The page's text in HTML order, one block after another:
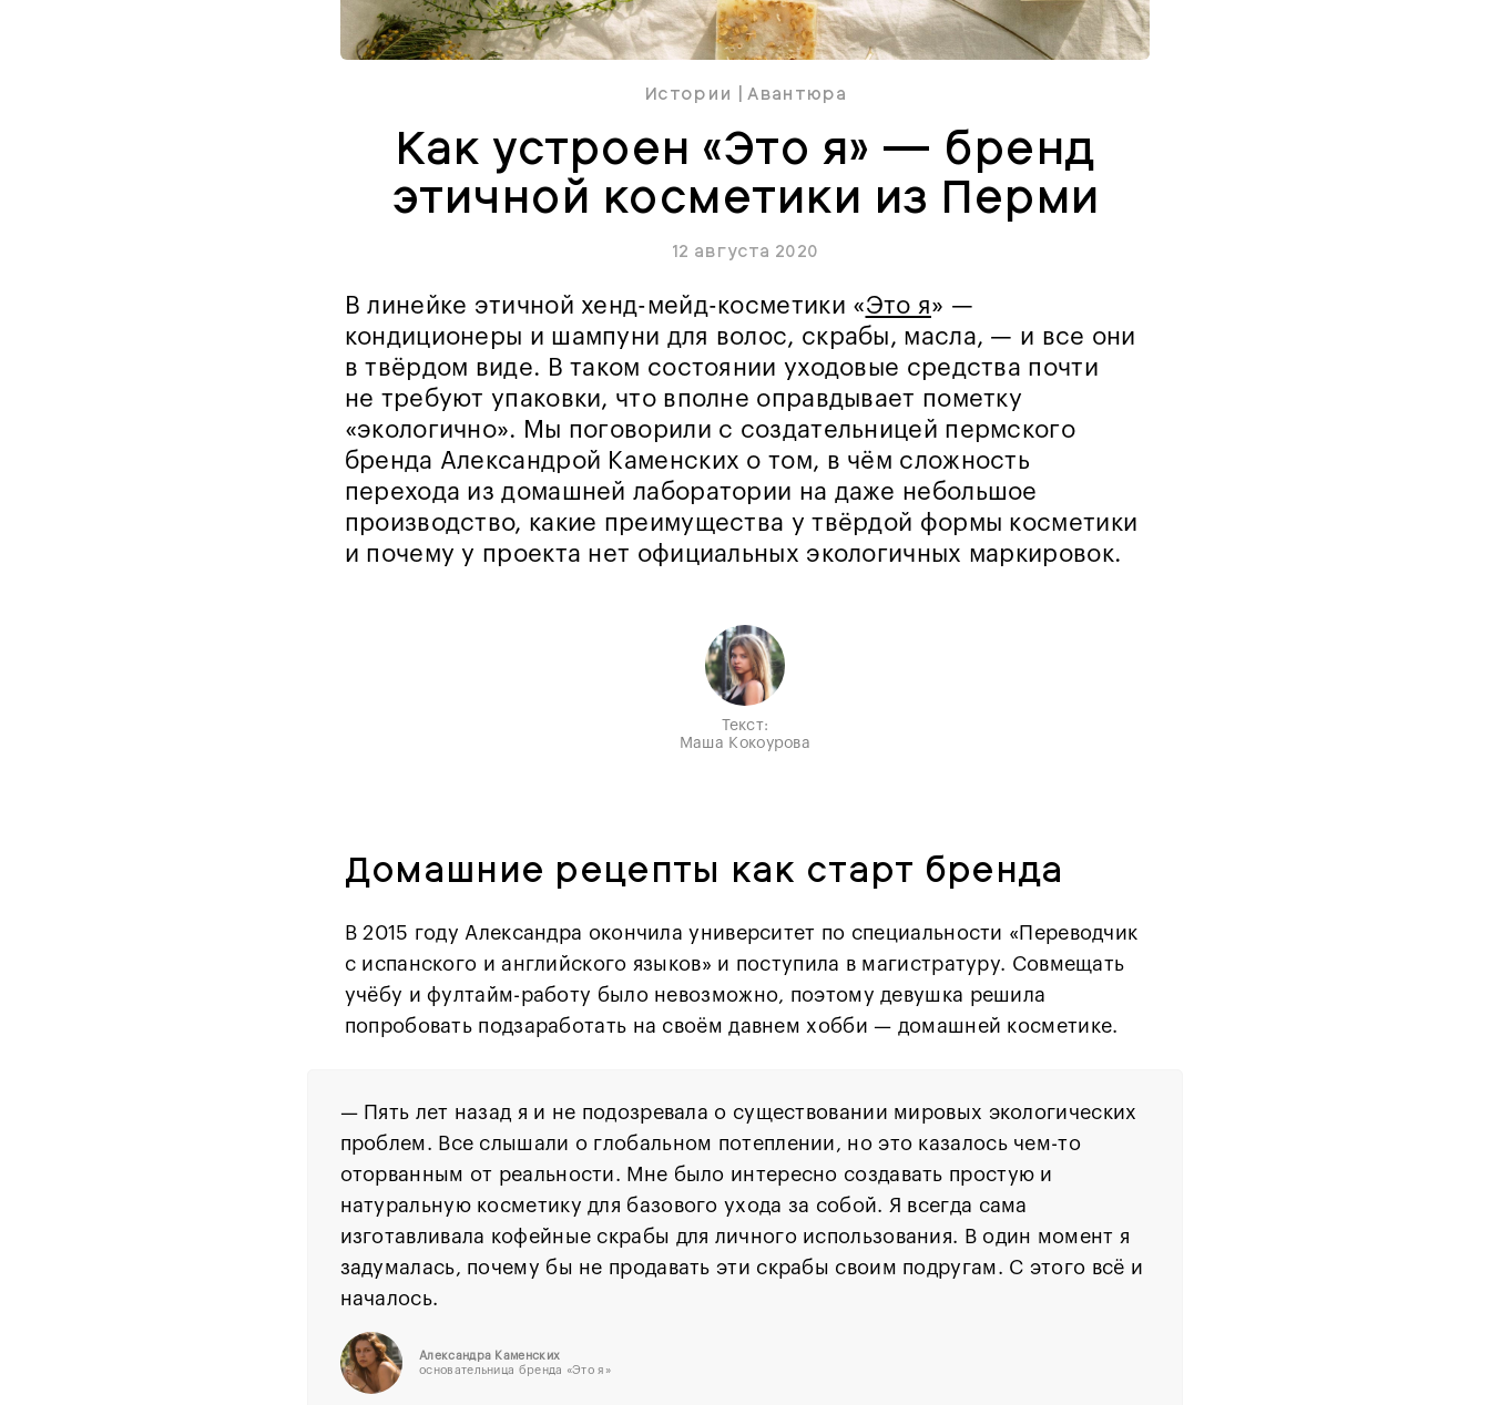
Истории |Авантюра
Как устроен «Это я» — бренд
этичной косметики из Перми
12 августа 2020
В линейке этичной хенд-мейд-косметики «Это я» —
кондиционеры и шампуни для волос, скрабы, масла, — и все они
в твёрдом виде. В таком состоянии уходовые средства почти
не требуют упаковки, что вполне оправдывает пометку
«экологично». Мы поговорили с создательницей пермского
бренда Александрой Каменских о том, в чём сложность
перехода из домашней лаборатории на даже небольшое
производство, какие преимущества у твёрдой формы косметики
и почему у проекта нет официальных экологичных маркировок.
Текст:
Маша Кокоурова
Домашние рецепты как старт бренда
В 2015 году Александра окончила университет по специальности «Переводчик
с испанского и английского языков» и поступила в магистратуру. Совмещать
учёбу и фултайм-работу было невозможно, поэтому девушка решила
попробовать подзаработать на своём давнем хобби — домашней косметике.
— Пять лет назад я и не подозревала о существовании мировых экологических
проблем. Все слышали о глобальном потеплении, но это казалось чем-то
оторванным от реальности. Мне было интересно создавать простую и
натуральную косметику для базового ухода за собой. Я всегда сама
изготавливала кофейные скрабы для личного использования. В один момент я
задумалась, почему бы не продавать эти скрабы своим подругам. С этого всё и
началось.
Александра Каменских
основательница бренда «Это я»